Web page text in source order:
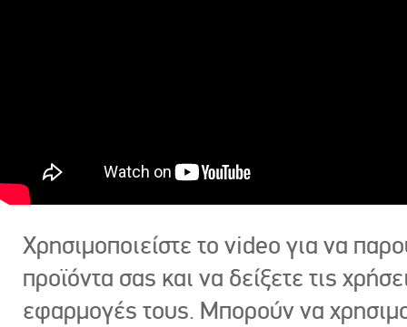
Χρησιμοποιείστε το video για να
προϊόντα σας και να δείξετε τις
εφαρμογές τους. Μπορούν να